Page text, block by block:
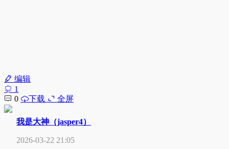
编辑
1
0
下载 全屏
我是大神（jasper4）
2026-03-22 21:05